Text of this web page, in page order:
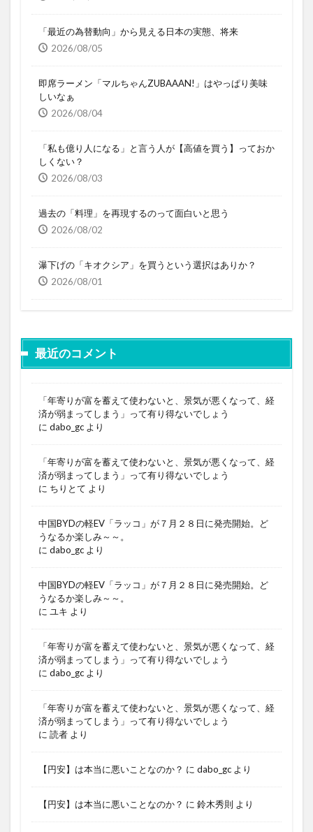
「最近の為替動向」から見える日本の実態、将来
2026/08/05
即席ラーメン「マルちゃんZUBAAAN!」はやっぱり美味
しいなぁ
2026/08/04
「私も億り人になる」と言う人が【高値を買う】っておか
しくない？
2026/08/03
過去の「料理」を再現するのって面白いと思う
2026/08/02
瀑下げの「キオクシア」を買うという選択はありか？
2026/08/01
最近のコメント
「年寄りが富を蓄えて使わないと、景気が悪くなって、経
済が弱まってしまう」って有り得ないでしょう
に dabo_gc より
「年寄りが富を蓄えて使わないと、景気が悪くなって、経
済が弱まってしまう」って有り得ないでしょう
に ちりとて より
中国BYDの軽EV「ラッコ」が７月２８日に発売開始。ど
うなるか楽しみ～～。
に dabo_gc より
中国BYDの軽EV「ラッコ」が７月２８日に発売開始。ど
うなるか楽しみ～～。
に ユキ より
「年寄りが富を蓄えて使わないと、景気が悪くなって、経
済が弱まってしまう」って有り得ないでしょう
に dabo_gc より
「年寄りが富を蓄えて使わないと、景気が悪くなって、経
済が弱まってしまう」って有り得ないでしょう
に 読者 より
【円安】は本当に悪いことなのか？ に dabo_gc より
【円安】は本当に悪いことなのか？ に 鈴木秀則 より